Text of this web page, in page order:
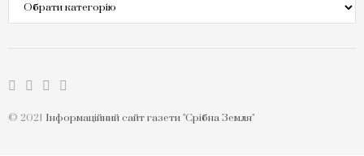
новин
© 2021 Інформаційний сайт газети "Срібна Земля"